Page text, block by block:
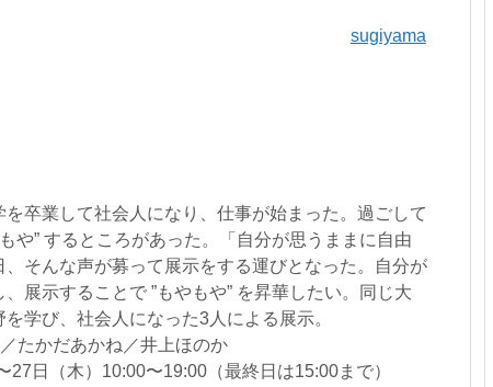
sugiyama
を卒業して社会人になり、仕事が始まった。過ごして
や” するところがあった。「自分が思うままに自由
そんな声が募って展示をする運びとなった。自分が
展示することで ”もやもや” を昇華したい。同じ大
学び、社会人になった3人による展示。
たかだあかね／井上ほのか
27日（木）10:00〜19:00（最終日は15:00まで）